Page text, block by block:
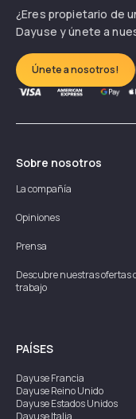
¿Eres propietario de
Dayuse y únete a
Únete a nosotros!
Sobre nosotros
La compañía
Opiniones
Prensa
Descubre nuestras ofertas
trabajo
PAÍSES
DayuseFrancia
DayuseReino Unido
DayuseEstados Unidos
DayuseItalia